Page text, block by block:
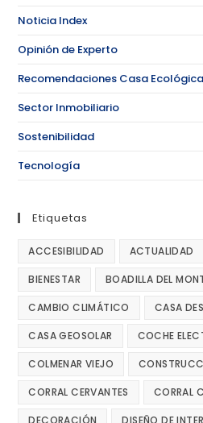
Noticia Index
Opinión de Experto
Recomendaciones Casa Ecológica
Sector Inmobiliario
Sostenibilidad
Tecnología
Etiquetas
ACCESIBILIDAD ACTUALIDAD
BIENESTAR BOADILLA DEL
CAMBIO CLIMÁTICO CASA
CASA GEOSOLAR COCHE
COLMENAR VIEJO
CORRAL CERVANTES CORRAL
DECORACIÓN DISEÑO DE